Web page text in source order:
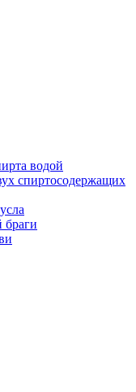
водой
спиртосодержащих
браги